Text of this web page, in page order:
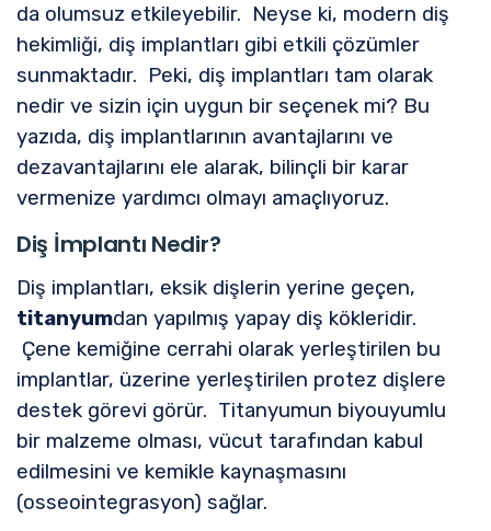
da olumsuz etkileyebilir. Neyse ki, modern diş
hekimliği, diş implantları gibi etkili çözümler
sunmaktadır. Peki, diş implantları tam olarak
nedir ve sizin için uygun bir seçenek mi? Bu
yazıda, diş implantlarının avantajlarını ve
dezavantajlarını ele alarak, bilinçli bir karar
vermenize yardımcı olmayı amaçlıyoruz.
Diş İmplantı Nedir?
Diş implantları, eksik dişlerin yerine geçen,
titanyumdan yapılmış yapay diş kökleridir.
Çene kemiğine cerrahi olarak yerleştirilen bu
implantlar, üzerine yerleştirilen protez dişlere
destek görevi görür. Titanyumun biyouyumlu
bir malzeme olması, vücut tarafından kabul
edilmesini ve kemikle kaynaşmasını
(osseointegrasyon) sağlar.